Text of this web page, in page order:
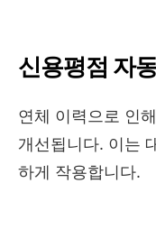
신용평점 자
연체 이력으로 인
개선됩니다. 이는
하게 작용합니다.